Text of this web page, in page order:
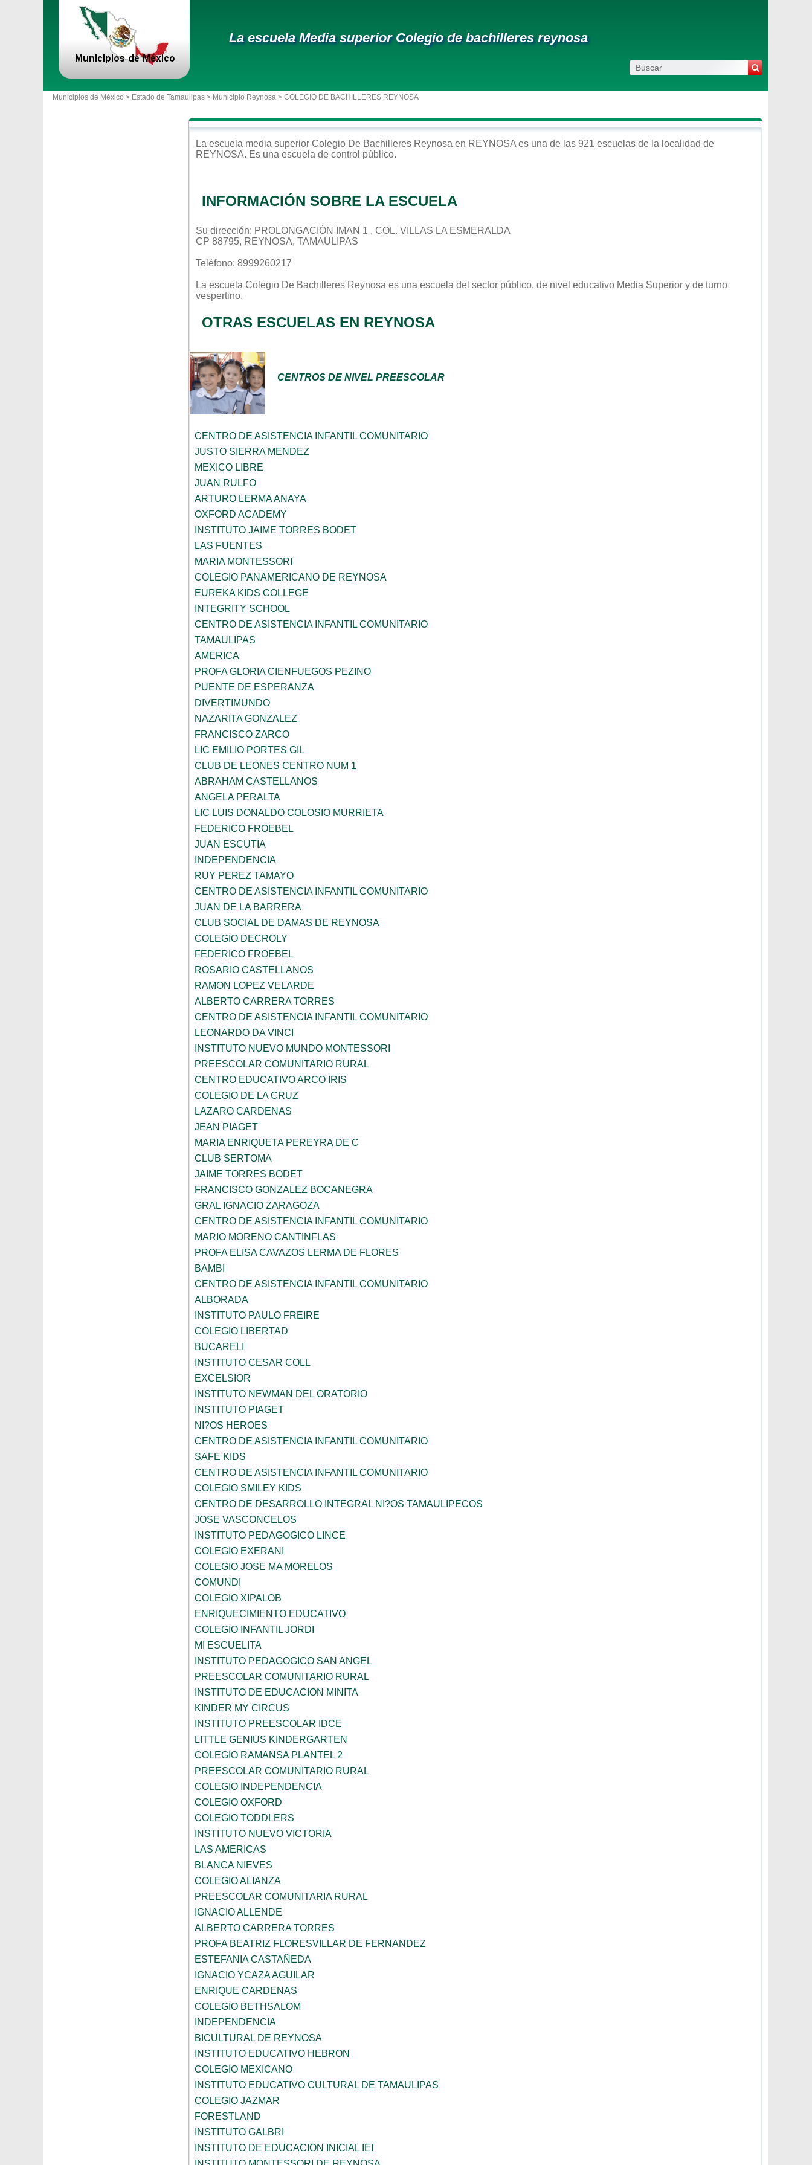
La escuela Media superior Colegio de bachilleres reynosa
Municipios de México > Estado de Tamaulipas > Municipio Reynosa > COLEGIO DE BACHILLERES REYNOSA
La escuela media superior Colegio De Bachilleres Reynosa en REYNOSA es una de las 921 escuelas de la localidad de
REYNOSA. Es una escuela de control público.
INFORMACIÓN SOBRE LA ESCUELA
Su dirección: PROLONGACIÓN IMAN 1 , COL. VILLAS LA ESMERALDA
CP 88795, REYNOSA, TAMAULIPAS
Teléfono: 8999260217
La escuela Colegio De Bachilleres Reynosa es una escuela del sector público, de nivel educativo Media Superior y de turno
vespertino.
OTRAS ESCUELAS EN REYNOSA
CENTROS DE NIVEL PREESCOLAR
CENTRO DE ASISTENCIA INFANTIL COMUNITARIO
JUSTO SIERRA MENDEZ
MEXICO LIBRE
JUAN RULFO
ARTURO LERMA ANAYA
OXFORD ACADEMY
INSTITUTO JAIME TORRES BODET
LAS FUENTES
MARIA MONTESSORI
COLEGIO PANAMERICANO DE REYNOSA
EUREKA KIDS COLLEGE
INTEGRITY SCHOOL
CENTRO DE ASISTENCIA INFANTIL COMUNITARIO
TAMAULIPAS
AMERICA
PROFA GLORIA CIENFUEGOS PEZINO
PUENTE DE ESPERANZA
DIVERTIMUNDO
NAZARITA GONZALEZ
FRANCISCO ZARCO
LIC EMILIO PORTES GIL
CLUB DE LEONES CENTRO NUM 1
ABRAHAM CASTELLANOS
ANGELA PERALTA
LIC LUIS DONALDO COLOSIO MURRIETA
FEDERICO FROEBEL
JUAN ESCUTIA
INDEPENDENCIA
RUY PEREZ TAMAYO
CENTRO DE ASISTENCIA INFANTIL COMUNITARIO
JUAN DE LA BARRERA
CLUB SOCIAL DE DAMAS DE REYNOSA
COLEGIO DECROLY
FEDERICO FROEBEL
ROSARIO CASTELLANOS
RAMON LOPEZ VELARDE
ALBERTO CARRERA TORRES
CENTRO DE ASISTENCIA INFANTIL COMUNITARIO
LEONARDO DA VINCI
INSTITUTO NUEVO MUNDO MONTESSORI
PREESCOLAR COMUNITARIO RURAL
CENTRO EDUCATIVO ARCO IRIS
COLEGIO DE LA CRUZ
LAZARO CARDENAS
JEAN PIAGET
MARIA ENRIQUETA PEREYRA DE C
CLUB SERTOMA
JAIME TORRES BODET
FRANCISCO GONZALEZ BOCANEGRA
GRAL IGNACIO ZARAGOZA
CENTRO DE ASISTENCIA INFANTIL COMUNITARIO
MARIO MORENO CANTINFLAS
PROFA ELISA CAVAZOS LERMA DE FLORES
BAMBI
CENTRO DE ASISTENCIA INFANTIL COMUNITARIO
ALBORADA
INSTITUTO PAULO FREIRE
COLEGIO LIBERTAD
BUCARELI
INSTITUTO CESAR COLL
EXCELSIOR
INSTITUTO NEWMAN DEL ORATORIO
INSTITUTO PIAGET
NI?OS HEROES
CENTRO DE ASISTENCIA INFANTIL COMUNITARIO
SAFE KIDS
CENTRO DE ASISTENCIA INFANTIL COMUNITARIO
COLEGIO SMILEY KIDS
CENTRO DE DESARROLLO INTEGRAL NI?OS TAMAULIPECOS
JOSE VASCONCELOS
INSTITUTO PEDAGOGICO LINCE
COLEGIO EXERANI
COLEGIO JOSE MA MORELOS
COMUNDI
COLEGIO XIPALOB
ENRIQUECIMIENTO EDUCATIVO
COLEGIO INFANTIL JORDI
MI ESCUELITA
INSTITUTO PEDAGOGICO SAN ANGEL
PREESCOLAR COMUNITARIO RURAL
INSTITUTO DE EDUCACION MINITA
KINDER MY CIRCUS
INSTITUTO PREESCOLAR IDCE
LITTLE GENIUS KINDERGARTEN
COLEGIO RAMANSA PLANTEL 2
PREESCOLAR COMUNITARIO RURAL
COLEGIO INDEPENDENCIA
COLEGIO OXFORD
COLEGIO TODDLERS
INSTITUTO NUEVO VICTORIA
LAS AMERICAS
BLANCA NIEVES
COLEGIO ALIANZA
PREESCOLAR COMUNITARIA RURAL
IGNACIO ALLENDE
ALBERTO CARRERA TORRES
PROFA BEATRIZ FLORESVILLAR DE FERNANDEZ
ESTEFANIA CASTAÑEDA
IGNACIO YCAZA AGUILAR
ENRIQUE CARDENAS
COLEGIO BETHSALOM
INDEPENDENCIA
BICULTURAL DE REYNOSA
INSTITUTO EDUCATIVO HEBRON
COLEGIO MEXICANO
INSTITUTO EDUCATIVO CULTURAL DE TAMAULIPAS
COLEGIO JAZMAR
FORESTLAND
INSTITUTO GALBRI
INSTITUTO DE EDUCACION INICIAL IEI